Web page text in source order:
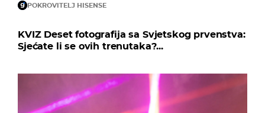
POKROVITELJ HISENSE
KVIZ Deset fotografija sa Svjetskog prvenstva:
Sjećate li se ovih trenutaka?...